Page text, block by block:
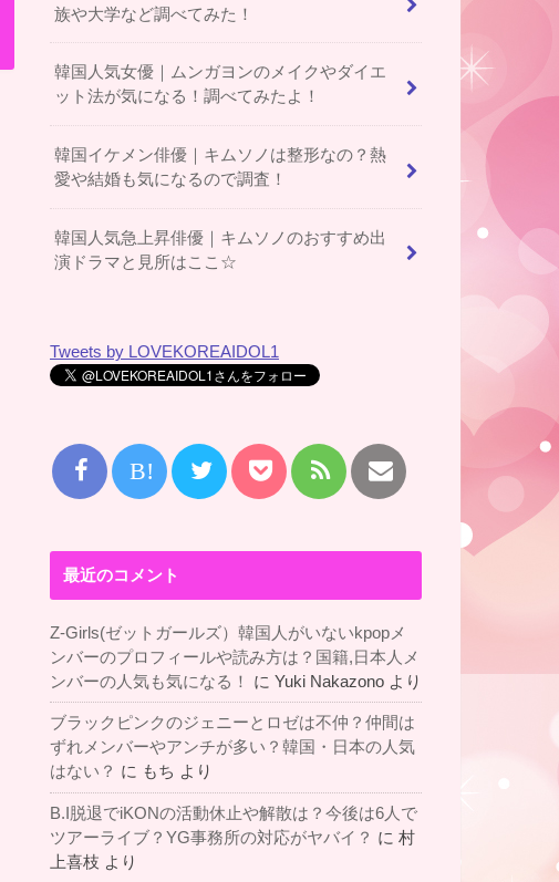
族や大学など調べてみた！
韓国人気女優｜ムンガヨンのメイクやダイエ
ット法が気になる！調べてみたよ！
韓国イケメン俳優｜キムソノは整形なの？熱
愛や結婚も気になるので調査！
韓国人気急上昇俳優｜キムソノのおすすめ出
演ドラマと見所はここ☆
Tweets by LOVEKOREAIDOL1
B!
最近のコメント
Z-Girls(ゼットガールズ）韓国人がいないkpopメ
ンバーのプロフィールや読み方は？国籍,日本人メ
ンバーの人気も気になる！
に Yuki Nakazono より
ブラックピンクのジェニーとロゼは不仲？仲間は
ずれメンバーやアンチが多い？韓国・日本の人気
はない？ に もち より
B.I脱退でiKONの活動休止や解散は？今後は6人で
ツアーライブ？YG事務所の対応がヤバイ？ に 村
上喜枝 より